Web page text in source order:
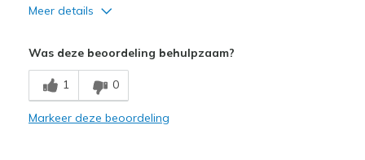
Meer details
Was deze beoordeling behulpzaam?
1 0
Markeer deze beoordeling